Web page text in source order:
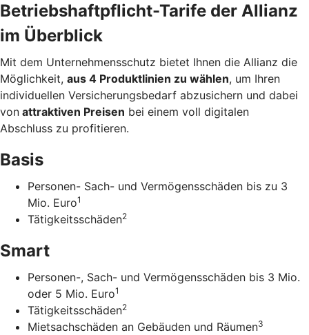
Betriebs­haftpflicht-Tarife der Allianz
im Überblick
Mit dem Unternehmens­schutz bietet Ihnen die Allianz die
Möglichkeit, aus 4 Produkt­linien zu wählen, um Ihren
individuellen Versicherungs­bedarf abzusichern und dabei
von attraktiven Preisen bei einem voll digitalen
Abschluss zu profitieren.
Basis
Personen- Sach- und Vermögensschäden bis zu 3
Mio. Euro1
Tätigkeitsschäden2
Smart
Personen-, Sach- und Vermögensschäden bis 3 Mio.
oder 5 Mio. Euro1
Tätigkeitsschäden2
Mietsachschäden an Gebäuden und Räumen3